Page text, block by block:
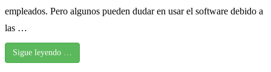
empleados. Pero algunos pueden dudar en usar el software debido a
las …
Sigue leyendo …